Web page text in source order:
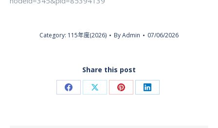
Category: 115年度(2026) ByAdmin 07/06/2026
Share this post
Share Share Share Share